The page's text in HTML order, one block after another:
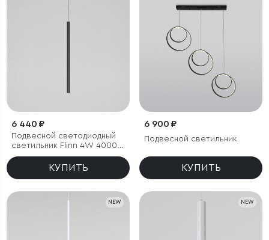
6 440 ₽
Подвесной светодиодный
светильник Flinn 4W 4000К
черный
КУПИТЬ
6 900 ₽
Подвесной светильник
КУПИТЬ
NEW NEW